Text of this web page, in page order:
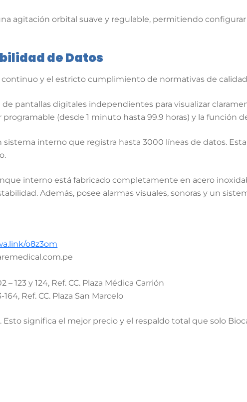
agitación orbital suave y regulable, permitiendo
de Datos
continuo y el estricto cumplimiento de normativas de
de pantallas digitales independientes para visualizar
(desde 1 minuto hasta 99.9 horas) y la función
sistema interno que registra hasta 3000 líneas de datos.
.
interno está fabricado completamente en acero
. Además, posee alarmas visuales, sonoras y un
o8z3om
123 y 124, Ref. CC. Plaza Médica Carrión
Ref. CC. Plaza San Marcelo
significa el mejor precio y el respaldo total que solo